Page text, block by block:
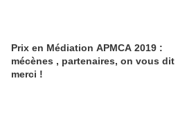
Prix en Médiation APMCA 2019 :
mécènes , partenaires, on vous dit
merci !